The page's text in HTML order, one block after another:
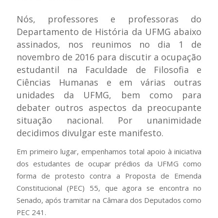
Nós, professores e professoras do
Departamento de História da UFMG abaixo
assinados, nos reunimos no dia 1 de
novembro de 2016 para discutir a ocupação
estudantil na Faculdade de Filosofia e
Ciências Humanas e em várias outras
unidades da UFMG, bem como para
debater outros aspectos da preocupante
situação nacional. Por unanimidade
decidimos divulgar este manifesto.
Em primeiro lugar, empenhamos total apoio à iniciativa
dos estudantes de ocupar prédios da UFMG como
forma de protesto contra a Proposta de Emenda
Constitucional (PEC) 55, que agora se encontra no
Senado, após tramitar na Câmara dos Deputados como
PEC 241.